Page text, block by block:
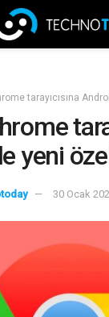
tarayıcısına
yeni
30 Ocak